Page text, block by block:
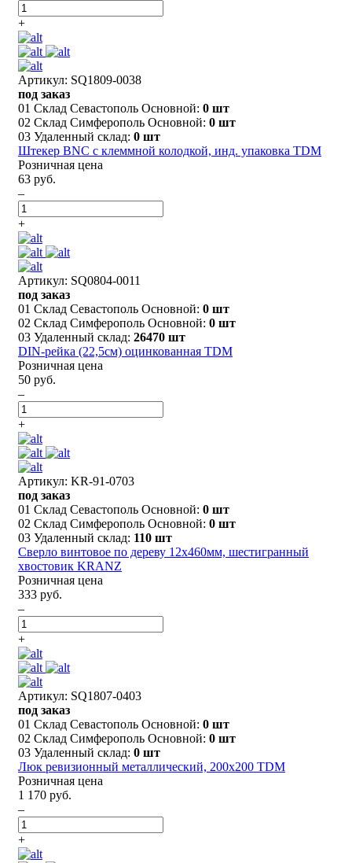
+
Артикул: SQ1809-0038
под заказ
01 Склад Севастополь Основной: 0 шт
02 Склад Симферополь Основной: 0 шт
03 Удаленный склад: 0 шт
Штекер BNC с клеммной колодкой, инд. упаковка TDM
Розничная цена
63 руб.
–
+
Артикул: SQ0804-0011
под заказ
01 Склад Севастополь Основной: 0 шт
02 Склад Симферополь Основной: 0 шт
03 Удаленный склад: 26470 шт
DIN-рейка (22,5см) оцинкованная TDM
Розничная цена
50 руб.
–
+
Артикул: KR-91-0703
под заказ
01 Склад Севастополь Основной: 0 шт
02 Склад Симферополь Основной: 0 шт
03 Удаленный склад: 110 шт
Сверло винтовое по дереву 12х460мм, шестигранный
хвостовик KRANZ
Розничная цена
333 руб.
–
+
Артикул: SQ1807-0403
под заказ
01 Склад Севастополь Основной: 0 шт
02 Склад Симферополь Основной: 0 шт
03 Удаленный склад: 0 шт
Люк ревизионный металлический, 200х200 TDM
Розничная цена
1 170 руб.
–
+